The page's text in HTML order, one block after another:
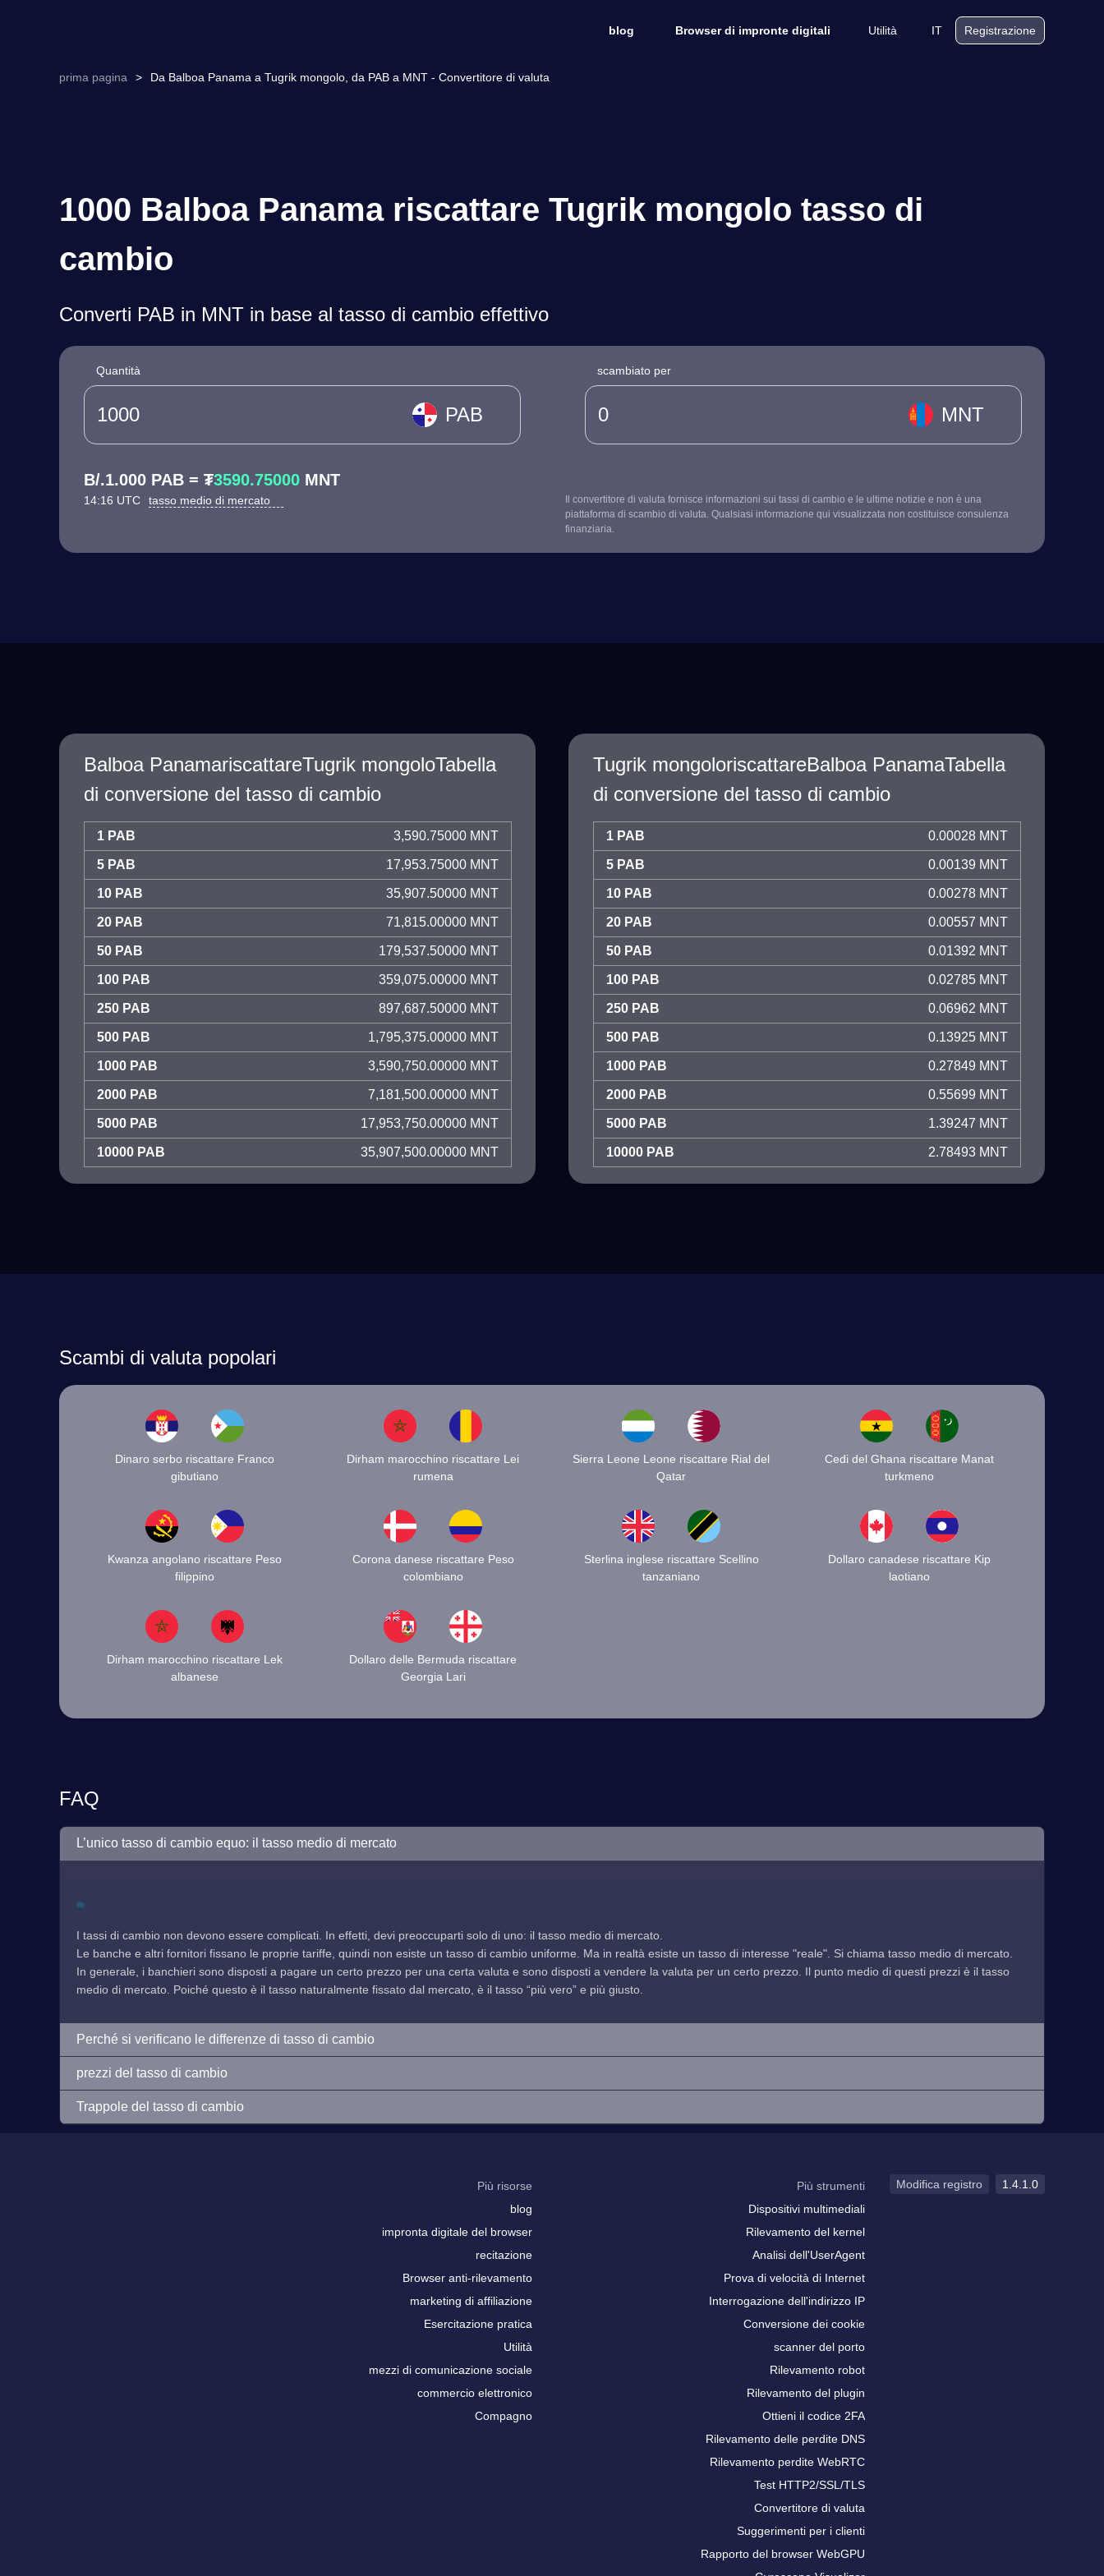
blog Browser di impronte digitali Utilità IT Registrazione
prima pagina > Da Balboa Panama a Tugrik mongolo, da PAB a MNT - Convertitore di valuta
1000 Balboa Panama riscattare Tugrik mongolo tasso di
cambio
Converti PAB in MNT in base al tasso di cambio effettivo
Quantità
PAB
scambiato per
MNT
B/.1.000 PAB = ₮3590.75000 MNT
14:16 UTC tasso medio di mercato
Il convertitore di valuta fornisce informazioni sui tassi di cambio e le ultime notizie e non è una
piattaforma di scambio di valuta. Qualsiasi informazione qui visualizzata non costituisce consulenza
finanziaria.
Balboa PanamariscattareTugrik mongoloTabella
di conversione del tasso di cambio
1 PAB 3,590.75000 MNT
5 PAB 17,953.75000 MNT
10 PAB 35,907.50000 MNT
20 PAB 71,815.00000 MNT
50 PAB 179,537.50000 MNT
100 PAB 359,075.00000 MNT
250 PAB 897,687.50000 MNT
500 PAB 1,795,375.00000 MNT
1000 PAB 3,590,750.00000 MNT
2000 PAB 7,181,500.00000 MNT
5000 PAB 17,953,750.00000 MNT
10000 PAB 35,907,500.00000 MNT
Tugrik mongoloriscattareBalboa PanamaTabella
di conversione del tasso di cambio
1 PAB 0.00028 MNT
5 PAB 0.00139 MNT
10 PAB 0.00278 MNT
20 PAB 0.00557 MNT
50 PAB 0.01392 MNT
100 PAB 0.02785 MNT
250 PAB 0.06962 MNT
500 PAB 0.13925 MNT
1000 PAB 0.27849 MNT
2000 PAB 0.55699 MNT
5000 PAB 1.39247 MNT
10000 PAB 2.78493 MNT
Scambi di valuta popolari
Dinaro serbo riscattare Franco
gibutiano
Dirham marocchino riscattare Lei
rumena
Sierra Leone Leone riscattare Rial del
Qatar
Cedi del Ghana riscattare Manat
turkmeno
Kwanza angolano riscattare Peso
filippino
Corona danese riscattare Peso
colombiano
Sterlina inglese riscattare Scellino
tanzaniano
Dollaro canadese riscattare Kip
laotiano
Dirham marocchino riscattare Lek
albanese
Dollaro delle Bermuda riscattare
Georgia Lari
FAQ
L’unico tasso di cambio equo: il tasso medio di mercato
I tassi di cambio non devono essere complicati. In effetti, devi preoccuparti solo di uno: il tasso medio di mercato.
Le banche e altri fornitori fissano le proprie tariffe, quindi non esiste un tasso di cambio uniforme. Ma in realtà esiste un tasso di interesse "reale". Si chiama tasso medio di mercato.
In generale, i banchieri sono disposti a pagare un certo prezzo per una certa valuta e sono disposti a vendere la valuta per un certo prezzo. Il punto medio di questi prezzi è il tasso
medio di mercato. Poiché questo è il tasso naturalmente fissato dal mercato, è il tasso “più vero” e più giusto.
Perché si verificano le differenze di tasso di cambio
prezzi del tasso di cambio
Trappole del tasso di cambio
Più risorse
blog
impronta digitale del browser
recitazione
Browser anti-rilevamento
marketing di affiliazione
Esercitazione pratica
Utilità
mezzi di comunicazione sociale
commercio elettronico
Compagno
Più strumenti
Dispositivi multimediali
Rilevamento del kernel
Analisi dell'UserAgent
Prova di velocità di Internet
Interrogazione dell'indirizzo IP
Conversione dei cookie
scanner del porto
Rilevamento robot
Rilevamento del plugin
Ottieni il codice 2FA
Rilevamento delle perdite DNS
Rilevamento perdite WebRTC
Test HTTP2/SSL/TLS
Convertitore di valuta
Suggerimenti per i clienti
Rapporto del browser WebGPU
Modifica registro 1.4.1.0